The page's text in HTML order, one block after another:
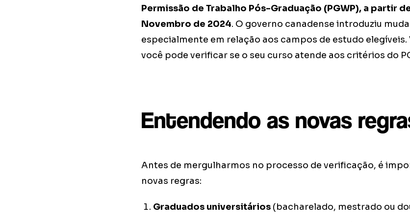
Permissão de Trabalho Pós-Graduação (PGWP), a partir
Novembro de 2024. O governo canadense introduziu
especialmente em relação aos campos de estudo
você pode verificar se o seu curso atende aos critérios do
Entendendo as novas
Antes de mergulharmos no processo de verificação, é
novas regras:
Graduados universitários (bacharelado, mestrado ou